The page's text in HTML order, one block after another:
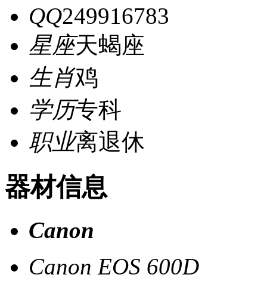
QQ249916783
星座天蝎座
生肖鸡
学历专科
职业离退休
器材信息
Canon
Canon EOS 600D